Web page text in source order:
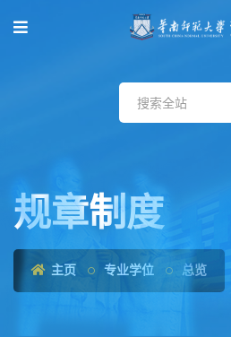
规章制度
主页 专业学位 总览